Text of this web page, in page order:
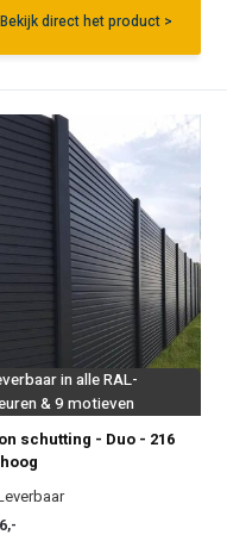
Bekijk direct het product >
in alle RAL-
& 9 motieven
schutting - Duo - 216